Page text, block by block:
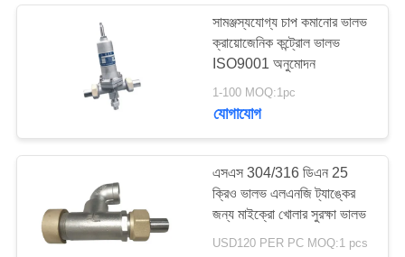
ক্রায়োজেনিক ফ্ল্যাঞ্জড গ্লোব
সামঞ্জস্যযোগ্য চাপ কমানোর ভালভ
ক্রায়োজেনিক কন্ট্রোল ভালভ
ISO9001 অনুমোদন
1-100 MOQ:1pc
যোগাযোগ
এসএস 304/316 ডিএন 25
ক্রিও ভালভ এলএনজি ট্যাঙ্কের
জন্য মাইক্রো খোলার সুরক্ষা ভালভ
USD120 PER PC MOQ:1 pcs